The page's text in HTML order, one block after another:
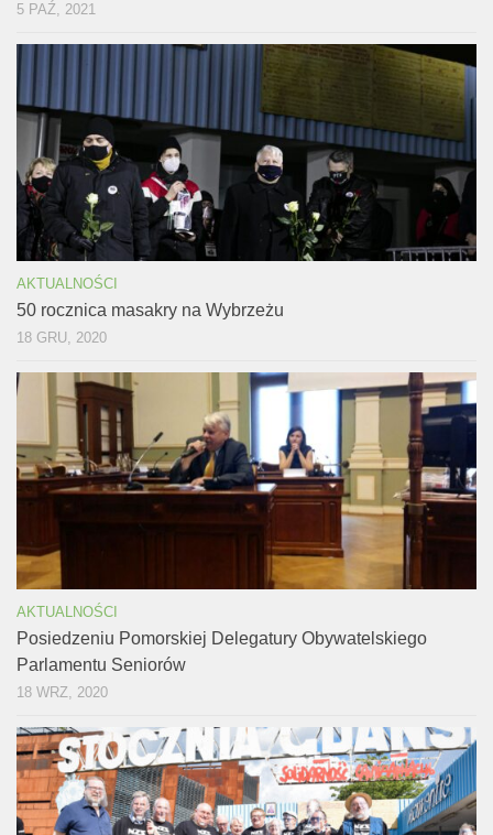
5 PAŹ, 2021
AKTUALNOŚCI
50 rocznica masakry na Wybrzeżu
18 GRU, 2020
AKTUALNOŚCI
Posiedzeniu Pomorskiej Delegatury Obywatelskiego
Parlamentu Seniorów
18 WRZ, 2020